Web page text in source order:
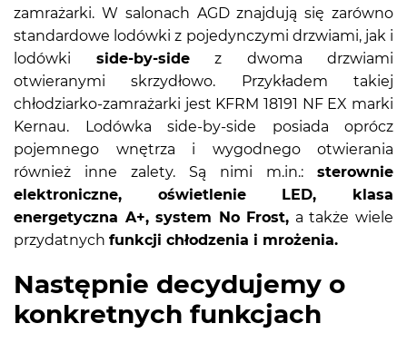
zamrażarki. W salonach AGD znajdują się zarówno
standardowe lodówki z pojedynczymi drzwiami, jak i
lodówki side-by-sidez dwoma drzwiami
otwieranymi skrzydłowo. Przykładem takiej
chłodziarko-zamrażarki jest KFRM 18191 NF EX marki
Kernau. Lodówka side-by-side posiada oprócz
pojemnego wnętrza i wygodnego otwierania
również inne zalety. Są nimi m.in.: sterownie
elektroniczne, oświetlenie LED, klasa
energetyczna A+, system No Frost, a także wiele
przydatnych funkcji chłodzenia i mrożenia.
Następnie decydujemy o
konkretnych funkcjach